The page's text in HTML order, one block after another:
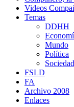
Videos
Temas
DDHH
Mundo
Política
Sociedad
FSLD
FA
Archivo 2008
Enlaces